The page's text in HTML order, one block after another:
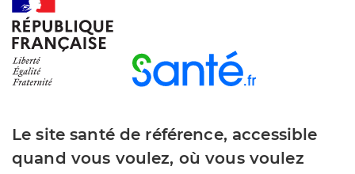
Le site santé de référence, accessible
quand vous voulez, où vous voulez